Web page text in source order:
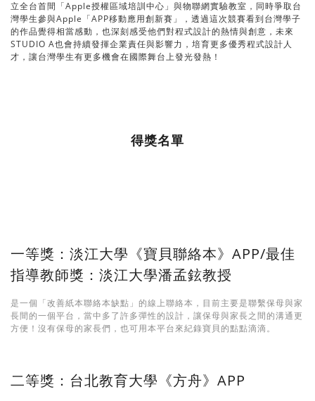
立全台首間「Apple授權區域培訓中心」與物聯網實驗教室，同時爭取台
灣學生參與Apple「APP移動應用創新賽」，透過這次競賽看到台灣學子
的作品覺得相當感動，也深刻感受他們對程式設計的熱情與創意，未來
STUDIO A也會持續發揮企業責任與影響力，培育更多優秀程式設計人
才，讓台灣學生有更多機會在國際舞台上發光發熱！
得獎名單
一等獎：淡江大學《寶貝聯絡本》APP/最佳
指導教師獎：淡江大學潘孟鉉教授
是一個「改善紙本聯絡本缺點」的線上聯絡本，目前主要是聯繫保母與家
長間的一個平台，當中多了許多彈性的設計，讓保母與家長之間的溝通更
方便！沒有保母的家長們，也可用本平台來紀錄寶貝的點點滴滴。
二等獎：台北教育大學《方舟》APP